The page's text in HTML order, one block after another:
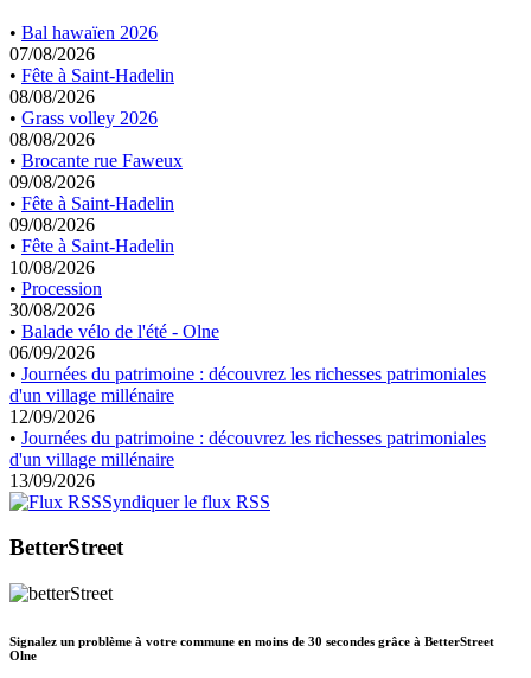
• Bal hawaïen 2026
07/08/2026
• Fête à Saint-Hadelin
08/08/2026
• Grass volley 2026
08/08/2026
• Brocante rue Faweux
09/08/2026
• Fête à Saint-Hadelin
09/08/2026
• Fête à Saint-Hadelin
10/08/2026
• Procession
30/08/2026
• Balade vélo de l'été - Olne
06/09/2026
• Journées du patrimoine : découvrez les richesses patrimoniales
d'un village millénaire
12/09/2026
• Journées du patrimoine : découvrez les richesses patrimoniales
d'un village millénaire
13/09/2026
Syndiquer le flux RSS
BetterStreet
Signalez un problème à votre commune en moins de 30 secondes grâce à BetterStreet
Olne